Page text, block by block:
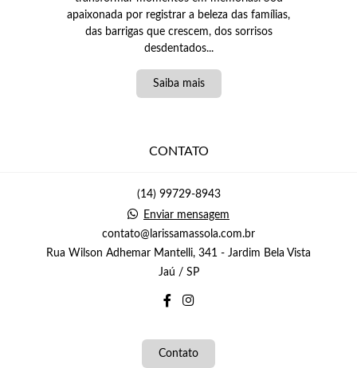
apaixonada por registrar a beleza das famílias,
das barrigas que crescem, dos sorrisos
desdentados...
Saiba mais
CONTATO
(14) 99729-8943
Enviar mensagem
contato@larissamassola.com.br
Rua Wilson Adhemar Mantelli, 341 - Jardim Bela Vista
Jaú / SP
Contato